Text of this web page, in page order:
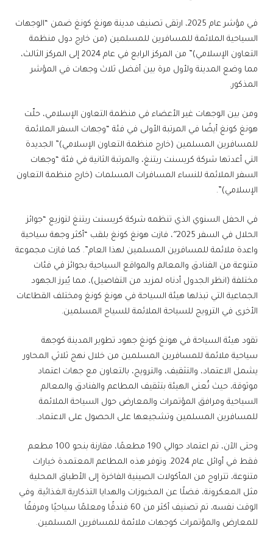
في مؤشر عام 2025، ارتقى تصنيف مدينة هونغ كونغ ضمن “الوجهات
السياحية الملائمة للمسافرين للمسلمين (من خارج دول منظمة
التعاون الإسلامي)” من المركز الرابع في عام 2024 إلى المركز الثالث،
مما وضع المدينة ولأول مرة بين أفضل ثلاث وجهات في المؤشر
المذكور.
ومن بين الوجهات غير الأعضاء في منظمة التعاون الإسلامي، حلّت
هونغ كونغ أيضًا في المرتبة الأولى في فئة “وجهات السفر الملائمة
للمسافرين المسلمين (خارج منظمة التعاون الإسلامي)” الجديدة
التي أعدتها شركة كريسنت ريتنغ، والمرتبة الثانية في فئة “وجهات
السفر الملائمة للنساء المسافرات المسلمات (خارج منظمة التعاون
الإسلامي)”.
في الحفل السنوي الذي تنظمه شركة كريسنت ريتنغ لتوزيع “جوائز
الحلال في السفر 2025″، فازت هونغ كونغ بلقب “أكثر وجهة سياحية
واعدة ملائمة للمسافرين المسلمين لهذا العام”. كما فازت مجموعة
متنوعة من الفنادق والمعالم والمواقع السياحية بجوائز في فئات
مختلفة (انظر الجدول أدناه لمزيد من التفاصيل)، مما يُبرز الجهود
الجماعية التي تبذلها هيئة السياحة في هونغ كونغ ومختلف القطاعات
الأخرى في الترويج للسياحة الملائمة للسياح المسلمين.
تقود هيئة السياحة في هونغ كونغ جهود تطوير المدينة كوجهة
سياحية ملائمة للمسافرين المسلمين من خلال نهج ثلاثي المحاور
يشمل الاعتماد، والتثقيف، والترويج، بالتعاون مع جهات اعتماد
موثوقة، حيث تُعنى الهيئة بتثقيف المطاعم والفنادق والمعالم
السياحية ومرافق المؤتمرات والمعارض حول السياحة الملائمة
للمسافرين المسلمين وتشجيعها على الحصول على الاعتماد.
وحتى الآن، تم اعتماد حوالي 190 مطعمًا، مقارنة بنحو 100 مطعم
فقط في أوائل عام 2024. وتوفر هذه المطاعم المعتمدة خيارات
متنوعة، تتراوح من المأكولات الصينية الفاخرة إلى الأطباق المحلية
مثل المعكرونة، فضلًا عن المخبوزات والهدايا التذكارية الغذائية. وفي
الوقت نفسه، تم تصنيف أكثر من 60 فندقًا ومعلمًا سياحيًا ومرفقًا
للمعارض والمؤتمرات كوجهات ملائمة للمسافرين المسلمين.